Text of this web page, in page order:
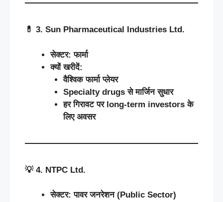
💊 3. Sun Pharmaceutical Industries Ltd.
सेक्टर:फार्मा
क्यों खरीदें:
वैश्विक फार्मा प्लेयर
Specialty drugsसे मार्जिन सुधार
हर गिरावट परlong-term investorsके
लिए अवसर
💡4. NTPC Ltd.
सेक्टर:पावर जनरेशन(Public Sector)